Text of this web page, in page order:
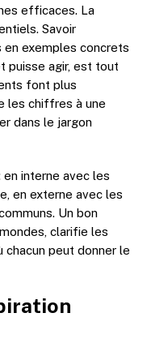
efficaces. La
Savoir
exemples concrets
puisse agir, est tout
font plus
les chiffres à une
dans le jargon
interne avec les
en externe avec les
Un bon
clarifie les
chacun peut donner le